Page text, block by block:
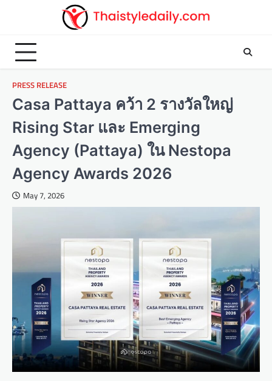
PRESS RELEASE
Casa Pattaya คว้า 2 รางวัลใหญ่
Rising Star และ Emerging
Agency (Pattaya) ใน Nestopa
Agency Awards 2026
May 7, 2026